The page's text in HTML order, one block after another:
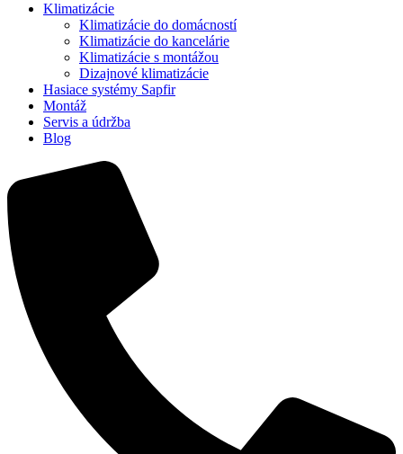
Klimatizácie
Klimatizácie do domácností
Klimatizácie do kancelárie
Klimatizácie s montážou
Dizajnové klimatizácie
Hasiace systémy Sapfir
Montáž
Servis a údržba
Blog